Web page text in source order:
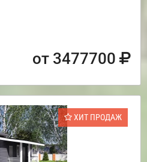
от 3477700
ХИТ ПРОДАЖ